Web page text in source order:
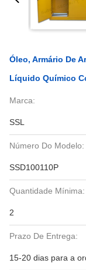
Óleo, Armário De
Líquido Químico
Marca:
SSL
Número Do Modelo:
SSD100110P
Quantidade Mínima:
2
Prazo De Entrega:
15-20 dias para a